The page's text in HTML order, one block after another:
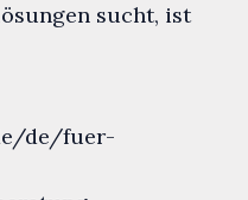
sucht, ist
de/fuer-